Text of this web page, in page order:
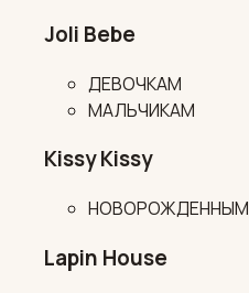
Joli Bebe
ДЕВОЧКАМ
МАЛЬЧИКАМ
Kissy Kissy
НОВОРОЖДЕННЫМ
Lapin House